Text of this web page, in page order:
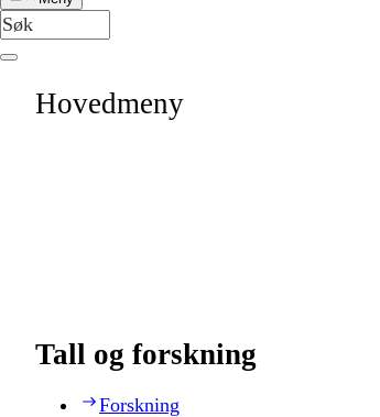
Hovedmeny
Tall og forskning
Forskning